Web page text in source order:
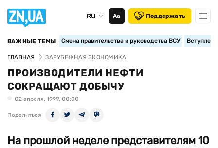
RU Аа Поддержать
ВАЖНЫЕ ТЕМЫ Смена правительства и руководства ВСУ
ГЛАВНАЯ ЗАРУБЕЖНАЯ ЭКОНОМИКА
ПРОИЗВОДИТЕЛИ НЕФТИ
СОКРАЩАЮТ ДОБЫЧУ
02 апреля, 1999, 00:00
Поделиться
На прошлой неделе представителям 10